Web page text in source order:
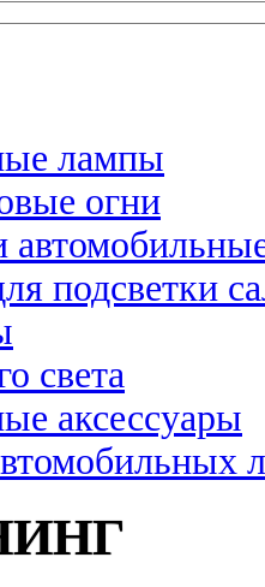
лампы
огни
подсветки
света
аксессуары